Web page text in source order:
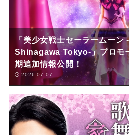
「美少女戦士セーラームー
Shinagawa Tokyo-」プロモ
期追加情報公開！
2026-07-07